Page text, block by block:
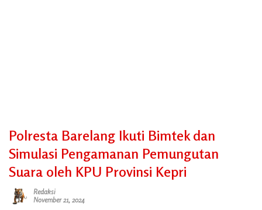
Polresta Barelang Ikuti Bimtek dan
Simulasi Pengamanan Pemungutan
Suara oleh KPU Provinsi Kepri
Redaksi
November 21, 2024